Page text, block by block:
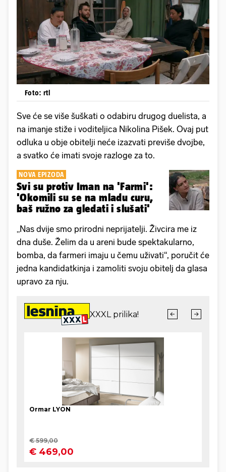
Foto: rtl
Sve će se više šuškati o odabiru drugog duelista, a
na imanje stiže i voditeljica Nikolina Pišek. Ovaj put
odluka u obje obitelji neće izazvati previše dvojbe,
a svatko će imati svoje razloge za to.
NOVA EPIZODA
Svi su protiv Iman na 'Farmi':
'Okomili su se na mladu curu,
baš ružno za gledati i slušati'
„Nas dvije smo prirodni neprijatelji. Živcira me iz
dna duše. Želim da u areni bude spektakularno,
bomba, da farmeri imaju u čemu uživati“, poručit će
jedna kandidatkinja i zamoliti svoju obitelj da glasa
upravo za nju.